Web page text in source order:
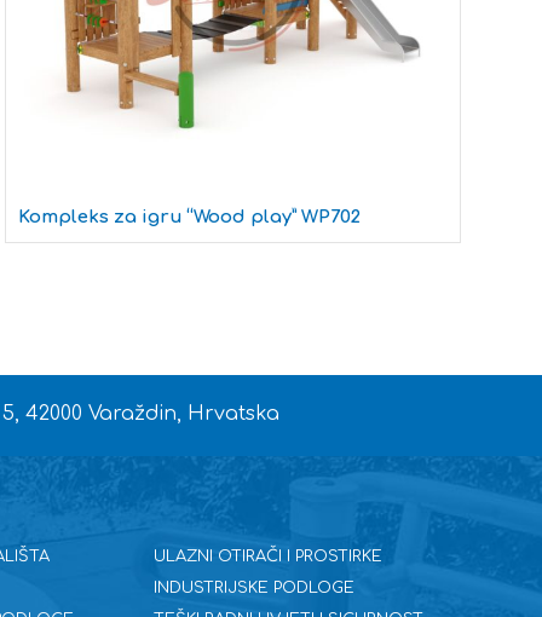
Kompleks za igru “Wood play” WP702
42000 Varaždin, Hrvatska
ULAZNI OTIRAČI I PROSTIRKE
INDUSTRIJSKE PODLOGE